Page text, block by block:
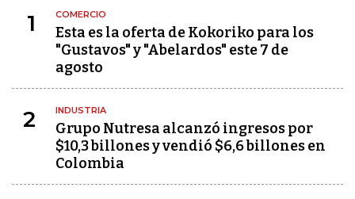
1 COMERCIO
Esta es la oferta de Kokoriko para los
"Gustavos" y "Abelardos" este 7 de
agosto
2 INDUSTRIA
Grupo Nutresa alcanzó ingresos por
$10,3 billones y vendió $6,6 billones en
Colombia